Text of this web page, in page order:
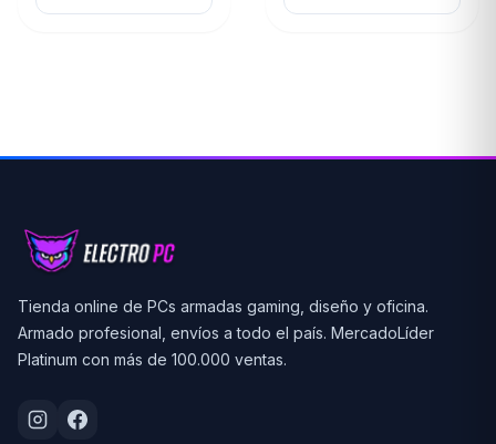
Tienda online de PCs armadas gaming, diseño y oficina.
Armado profesional, envíos a todo el país. MercadoLíder
Platinum con más de 100.000 ventas.